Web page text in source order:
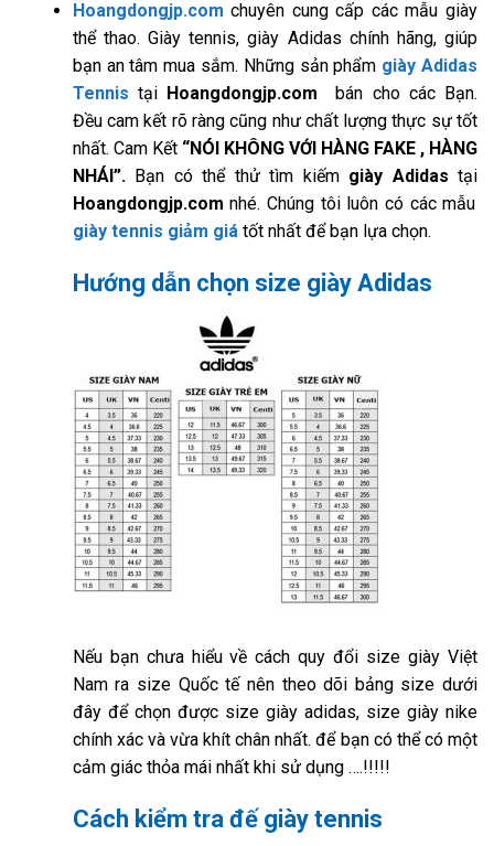
Hoangdongjp.com chuyên cung cấp các mẫu giày
thể thao. Giày tennis, giày Adidas chính hãng, giúp
bạn an tâm mua sắm. Những sản phẩm giày Adidas
Tennis tại Hoangdongjp.com bán cho các Bạn.
Đều cam kết rõ ràng cũng như chất lượng thực sự tốt
nhất. Cam Kết “NÓI KHÔNG VỚI HÀNG FAKE , HÀNG
NHÁI”. Bạn có thể thử tìm kiếm giày Adidastại
Hoangdongjp.comnhé. Chúng tôi luôn có các mẫu
giày tennis giảm giátốt nhất để bạn lựa chọn.
Hướng dẫn chọn size giày Adidas
Nếu bạn chưa hiểu về cách quy đổi size giày Việt
Nam ra size Quốc tế nên theo dõi bảng size dưới
đây để chọn được size giày adidas, size giày nike
chính xác và vừa khít chân nhất. để bạn có thể có một
cảm giác thỏa mái nhất khi sử dụng ….!!!!!
Cách kiểm tra đế giày tennis